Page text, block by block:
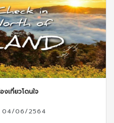
เที่ยวโดนใจ
04/06/2564